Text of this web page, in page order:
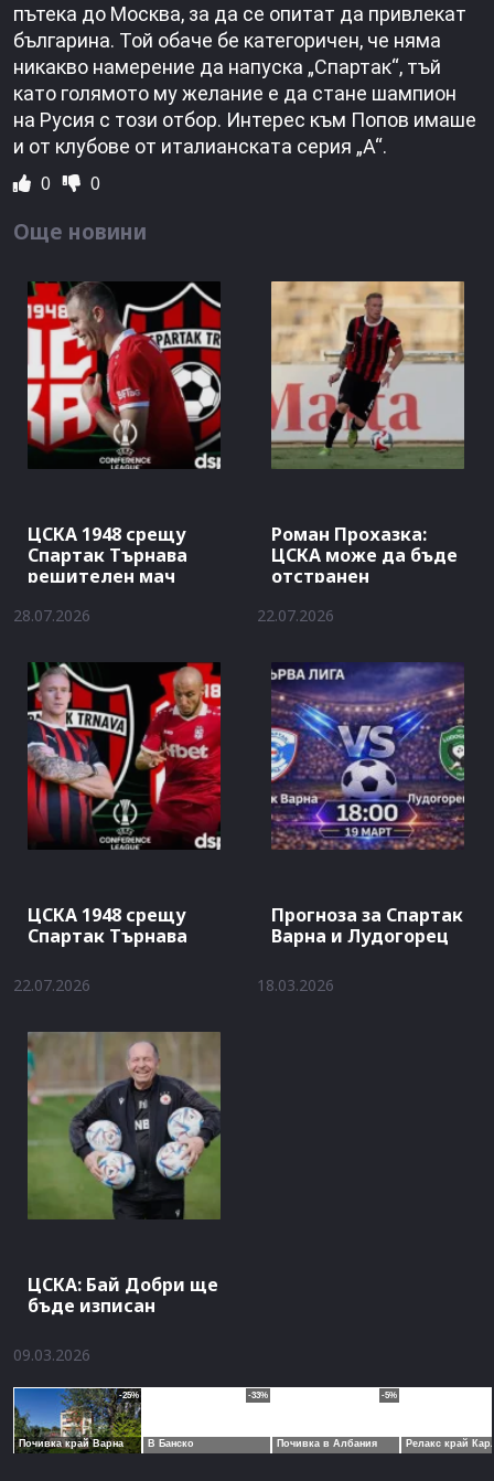
пътека до Москва, за да се опитат да привлекат
българина. Той обаче бе категоричен, че няма
никакво намерение да напуска „Спартак“, тъй
като голямото му желание е да стане шампион
на Русия с този отбор. Интерес към Попов имаше
и от клубове от италианската серия „А“.
0 0
Още новини
ЦСКА 1948 срещу
Спартак Търнава
решителен мач
28.07.2026
Роман Прохазка:
ЦСКА може да бъде
отстранен
22.07.2026
ЦСКА 1948 срещу
Спартак Търнава
22.07.2026
Прогноза за Спартак
Варна и Лудогорец
18.03.2026
ЦСКА: Бай Добри ще
бъде изписан
09.03.2026